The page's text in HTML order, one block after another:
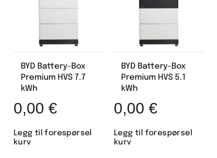
BYD Battery-Box
Premium HVS 7.7
kWh
0,00 €
Legg til forespørsel
kurv
BYD Battery-Box
Premium HVS 5.1
kWh
0,00 €
Legg til forespørsel
kurv